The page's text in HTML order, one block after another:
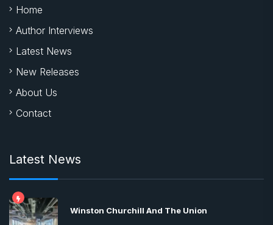
Home
Author Interviews
Latest News
New Releases
About Us
Contact
Latest News
Winston Churchill And The Union